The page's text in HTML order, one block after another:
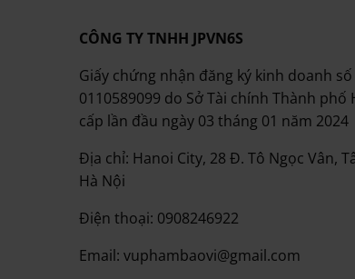
CÔNG TY TNHH JPVN6S
Giấy chứng nhận đăng ký kinh doanh số
0110589099 do Sở Tài chính Thành phố
cấp lần đầu ngày 03 tháng 01 năm 2024
Địa chỉ: Hanoi City, 28 Đ. Tô Ngọc Vân,
Hà Nội
Điện thoại: 0908246922
Email: vuphambaovi@gmail.com